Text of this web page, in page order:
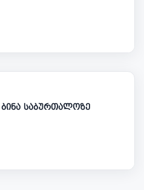
980
ქირავდება 3 ოთახიანი ბინა საბურთალოზე